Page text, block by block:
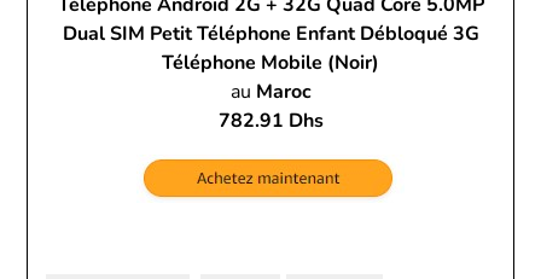
Dual SIM Petit Téléphone Enfant Débloqué 3G
Téléphone Mobile (Noir)
au Maroc
782.91 Dhs